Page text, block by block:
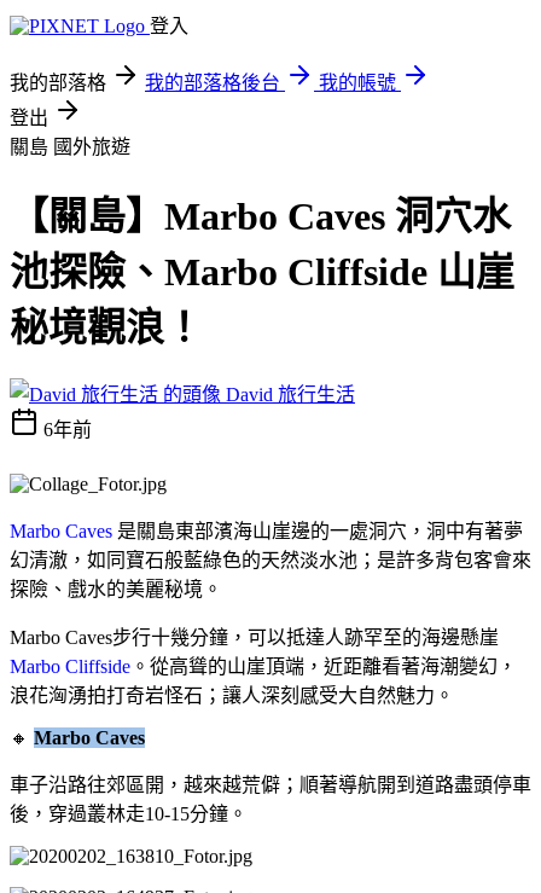
登入
我的部落格 我的部落格後台
我的帳號
登出
關島 國外旅遊
【關島】Marbo Caves 洞穴水
池探險、Marbo Cliffside 山崖
秘境觀浪！
David 旅行生活
6年前
Marbo Caves 是關島東部濱海山崖邊的一處洞穴，洞中有著夢
幻清澈，如同寶石般藍綠色的天然淡水池；是許多背包客會來
探險、戲水的美麗秘境。
Marbo Caves步行十幾分鐘，可以抵達人跡罕至的海邊懸崖
Marbo Cliffside 。從高聳的山崖頂端，近距離看著海潮變幻，
浪花洶湧拍打奇岩怪石；讓人深刻感受大自然魅力。
🔸 Marbo Caves
車子沿路往郊區開，越來越荒僻；順著導航開到道路盡頭停車
後，穿過叢林走10-15分鐘。